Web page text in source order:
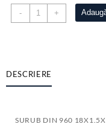
-
Cantitate
SURUB
G10.9
NAT
+
DESCRIERE
SURUB DIN 960